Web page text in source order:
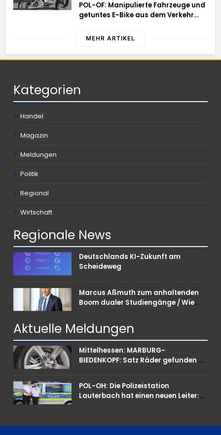
schwierigem Gelände die Flanken
des Brandgebietes
POL-OF: Manipulierte Fahrzeuge und
getuntes E-Bike aus dem Verkehr
gleich mehrere Verstöße auf
MEHR ARTIKEL
Kategorien
Handel
Magazin
Meldungen
Politik
Regional
Wirtschaft
Regionale News
Deutschlands KI-Zukunft am
Scheideweg
Marcus Aßmuth zum anhaltenden
Boom dualer Studiengänge / Wie
punkten können
Aktuelle Meldungen
Mittelhessen: MARBURG-
BIEDENKOPF: Satz Räder gefunden –
POL-OH: Die Polizeistation
Lauterbach hat einen neuen Leiter: